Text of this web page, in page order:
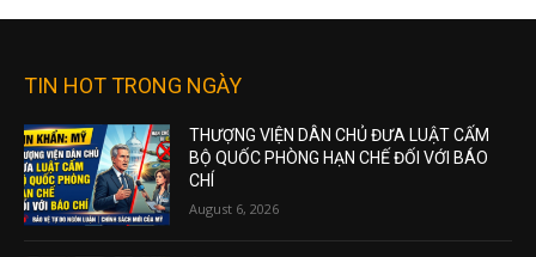
TIN HOT TRONG NGÀY
THƯỢNG VIỆN DÂN CHỦ ĐƯA LUẬT CẤM
BỘ QUỐC PHÒNG HẠN CHẾ ĐỐI VỚI BÁO
CHÍ
August 6, 2026